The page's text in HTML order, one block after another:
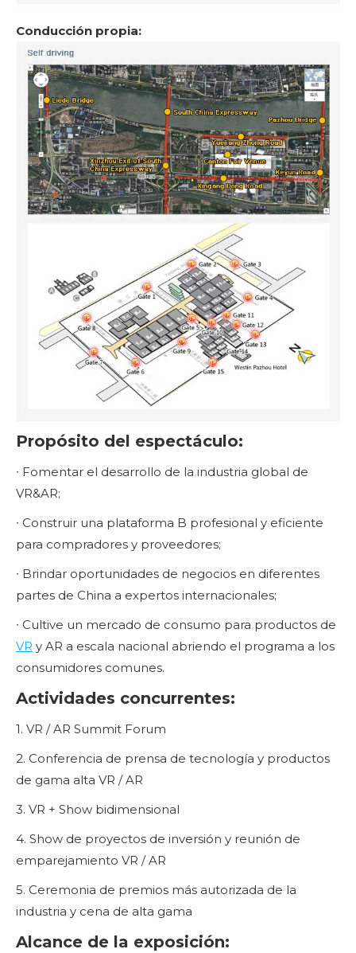
Conducción propia:
Propósito del espectáculo:
∙ Fomentar el desarrollo de la industria global de
VR&AR;
∙ Construir una plataforma B profesional y eficiente
para compradores y proveedores;
∙ Brindar oportunidades de negocios en diferentes
partes de China a expertos internacionales;
∙ Cultive un mercado de consumo para productos de
VR y AR a escala nacional abriendo el programa a los
consumidores comunes.
Actividades concurrentes:
1. VR / AR Summit Forum
2. Conferencia de prensa de tecnología y productos
de gama alta VR / AR
3. VR + Show bidimensional
4. Show de proyectos de inversión y reunión de
emparejamiento VR / AR
5. Ceremonia de premios más autorizada de la
industria y cena de alta gama
Alcance de la exposición: